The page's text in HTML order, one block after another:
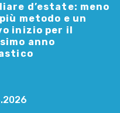
d’estate: meno
metodo e un
inizio per il
anno